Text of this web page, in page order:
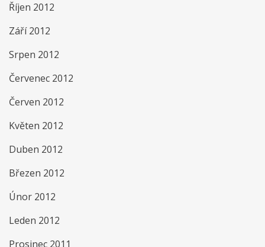
Říjen 2012
Září 2012
Srpen 2012
Červenec 2012
Červen 2012
Květen 2012
Duben 2012
Březen 2012
Únor 2012
Leden 2012
Prosinec 2011